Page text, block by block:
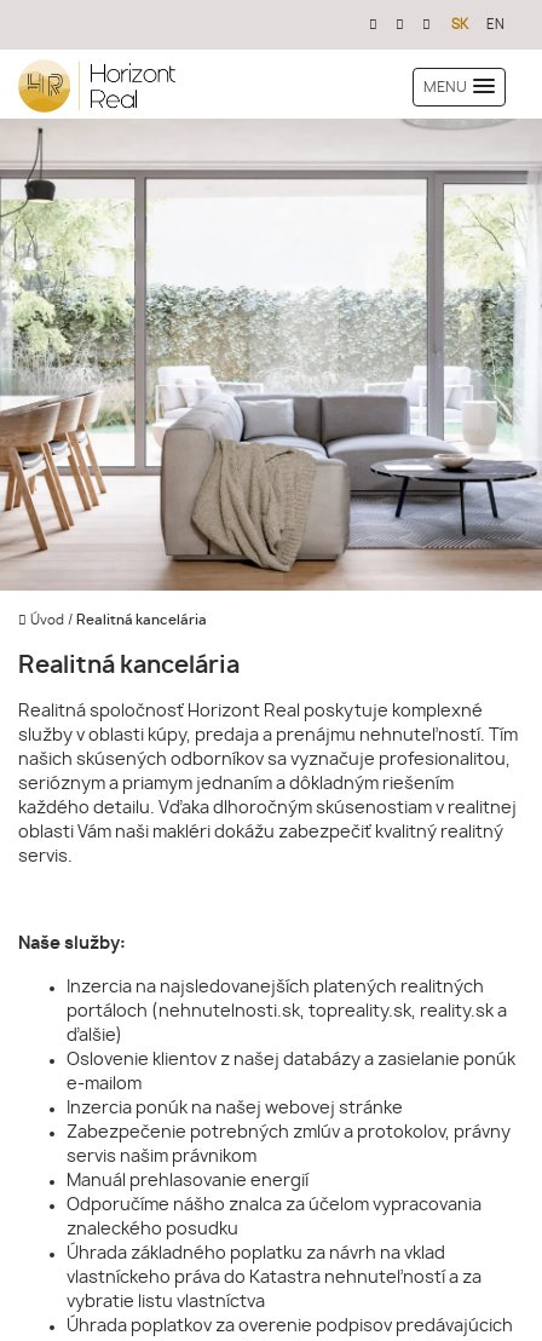
SK EN
MENU
Úvod / Realitná kancelária
Realitná kancelária
Realitná spoločnosť Horizont Real poskytuje komplexné
služby v oblasti kúpy, predaja a prenájmu nehnuteľností. Tím
našich skúsených odborníkov sa vyznačuje profesionalitou,
serióznym a priamym jednaním a dôkladným riešením
každého detailu. Vďaka dlhoročným skúsenostiam v realitnej
oblasti Vám naši makléri dokážu zabezpečiť kvalitný realitný
servis.
Naše služby:
Inzercia na najsledovanejších platených realitných
portáloch (nehnutelnosti.sk, topreality.sk, reality.sk a
ďalšie)
Oslovenie klientov z našej databázy a zasielanie ponúk
e-mailom
Inzercia ponúk na našej webovej stránke
Zabezpečenie potrebných zmlúv a protokolov, právny
servis našim právnikom
Manuál prehlasovanie energií
Odporučíme nášho znalca za účelom vypracovania
znaleckého posudku
Úhrada základného poplatku za návrh na vklad
vlastníckeho práva do Katastra nehnuteľností a za
vybratie listu vlastníctva
Úhrada poplatkov za overenie podpisov predávajúcich